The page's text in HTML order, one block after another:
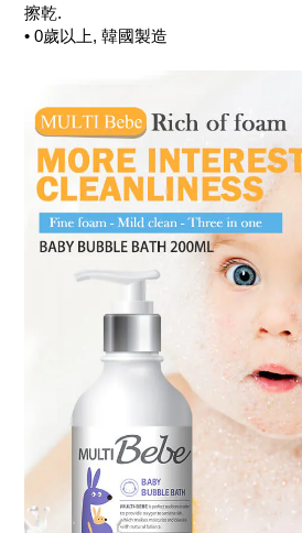
擦乾.
• 0歲以上, 韓國製造